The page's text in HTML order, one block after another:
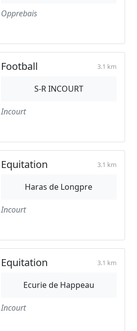
Opprebais
Football 3.1 km
S-R INCOURT
Incourt
Equitation 3.1 km
Haras de Longpre
Incourt
Equitation 3.1 km
Ecurie de Happeau
Incourt